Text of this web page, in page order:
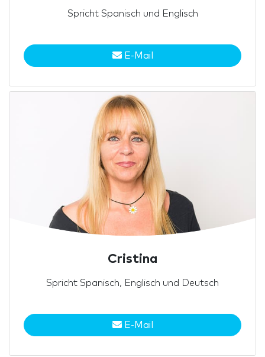
Spricht Spanisch und Englisch
E-Mail
Cristina
Spricht Spanisch, Englisch und Deutsch
E-Mail